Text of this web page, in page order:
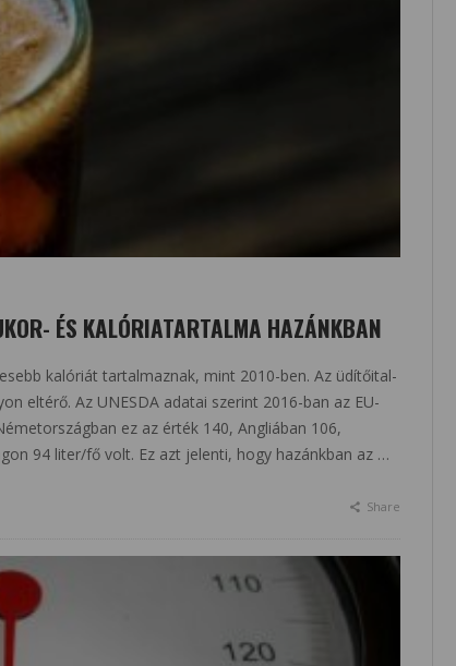
ÉS KALÓRIATARTALMA HAZÁNKBAN
kalóriát tartalmaznak, mint 2010-ben. Az üdítőital-
eltérő. Az UNESDA adatai szerint 2016-ban az EU-
ez az érték 140, Angliában 106,
94 liter/fő volt. Ez azt jelenti, hogy hazánkban az …
Share